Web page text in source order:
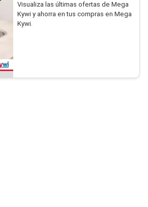
Visualiza las últimas ofertas de Mega
Kywi y ahorra en tus compras en Mega
Kywi.